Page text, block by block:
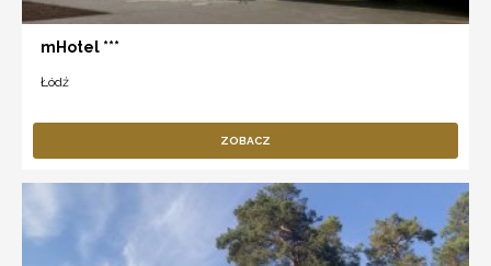
mHotel ***
Łódź
ZOBACZ